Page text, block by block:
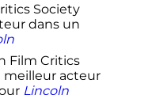
Society
dans un
Film Critics
meilleur acteur
Lincoln